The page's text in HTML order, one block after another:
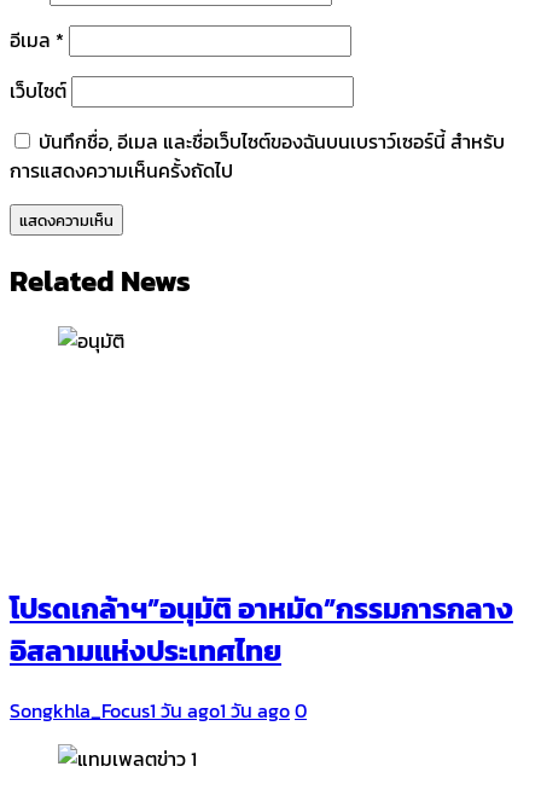
อีเมล *
เว็บไซต์
บันทึกชื่อ, อีเมล และชื่อเว็บไซต์ของฉันบนเบราว์เซอร์นี้ สำหรับ
การแสดงความเห็นครั้งถัดไป
Related News
โปรดเกล้าฯ”อนุมัติ อาหมัด”กรรมการกลาง
อิสลามแห่งประเทศไทย
Songkhla_Focus1 วัน ago1 วัน ago0